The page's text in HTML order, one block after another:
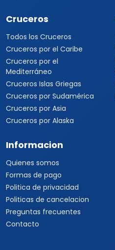
Cruceros
Todos los Cruceros
Cruceros por el Caribe
Cruceros por el
Mediterráneo
Cruceros Islas Griegas
Cruceros por Sudamérica
Cruceros por Asia
Cruceros por Alaska
Informacion
Quienes somos
Formas de pago
Politica de privacidad
Politicas de cancelacion
Preguntas frecuentes
Contacto